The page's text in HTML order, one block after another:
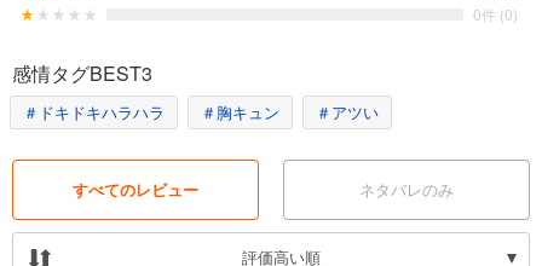
0件 (0)
感情タグBEST3
＃ドキドキハラハラ ＃胸キュン ＃アツい
すべてのレビュー ネタバレのみ
評価高い順